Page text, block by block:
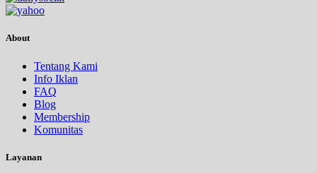
About
Tentang Kami
Info Iklan
FAQ
Blog
Membership
Komunitas
Layanan